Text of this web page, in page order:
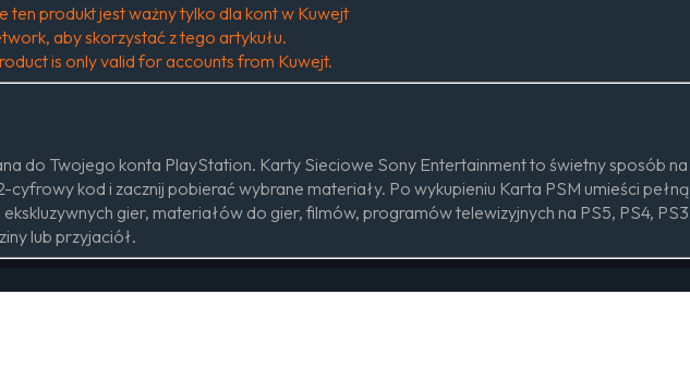
produkt jest ważny tylko dla kont w Kuwejt
aby skorzystać z tego artykułu.
is only valid for accounts from Kuwejt.
do Twojego konta PlayStation. Karty Sieciowe Sony Entertainment to świetny sposób
cyfrowy kod i zacznij pobierać wybrane materiały. Po wykupieniu Karta PSM umieści
gier, materiałów do gier, filmów, programów telewizyjnych na PS5, PS4,
lub przyjaciół.